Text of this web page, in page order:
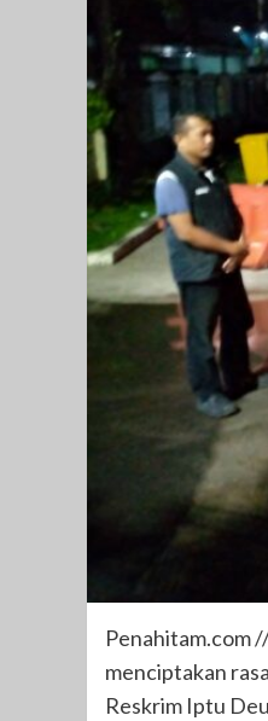
Penahitam.com
menciptakan
Reskrim Iptu